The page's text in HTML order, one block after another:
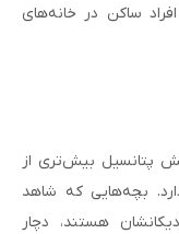
ساکن در خانه‌های
پتانسیل بیش‌تری از
بچه‌هایی که شاهد
هستند، دچار